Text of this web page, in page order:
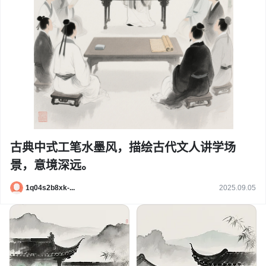
古典中式工笔水墨风，描绘古代文人讲学场
景，意境深远。
1q04s2b8xk-... 2025.09.05